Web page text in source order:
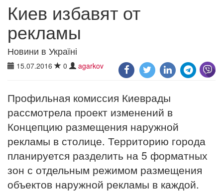
Киев избавят от
рекламы
Новини в Україні
15.07.2016 0 agarkov
Профильная комиссия Киеврады
рассмотрела проект изменений в
Концепцию размещения наружной
рекламы в столице. Территорию города
планируется разделить на 5 форматных
зон с отдельным режимом размещения
объектов наружной рекламы в каждой.